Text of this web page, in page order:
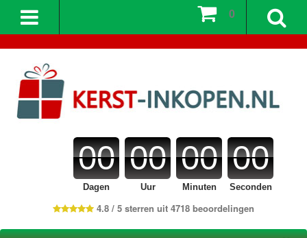
00
Dagen
00
Uur
00
Minuten
00
Seconden
4.8 / 5 sterren uit 4718 beoordelingen
0